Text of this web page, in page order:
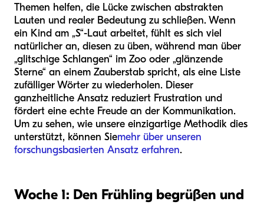
Themen helfen, die Lücke zwischen abstrakten
Lauten und realer Bedeutung zu schließen. Wenn
ein Kind am „S“-Laut arbeitet, fühlt es sich viel
natürlicher an, diesen zu üben, während man über
„glitschige Schlangen“ im Zoo oder „glänzende
Sterne“ an einem Zauberstab spricht, als eine Liste
zufälliger Wörter zu wiederholen. Dieser
ganzheitliche Ansatz reduziert Frustration und
fördert eine echte Freude an der Kommunikation.
Um zu sehen, wie unsere einzigartige Methodik dies
unterstützt, können Siemehr über unseren
forschungsbasierten Ansatz erfahren.
Woche 1: Den Frühling begrüßen und